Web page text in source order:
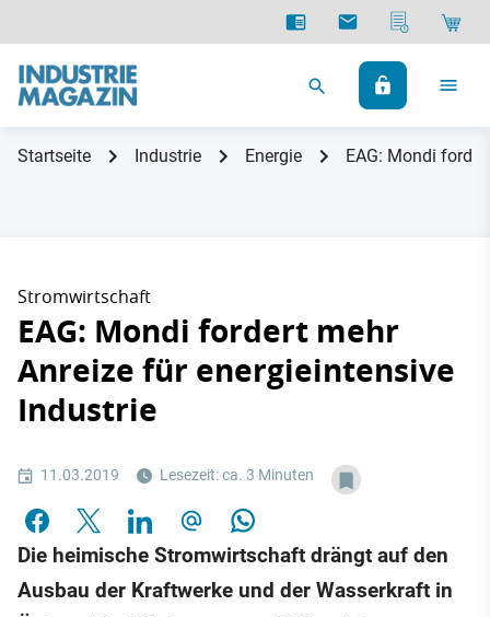
Startseite Industrie Energie EAG: Mondi
Stromwirtschaft
EAG: Mondi fordert mehr
Anreize für energieintensive
Industrie
11.03.2019 Lesezeit: ca. 3 Minuten
Die heimische Stromwirtschaft drängt auf den
Ausbau der Kraftwerke und der Wasserkraft in